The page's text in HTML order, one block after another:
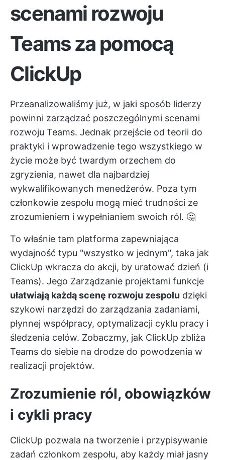
scenami rozwoju
Teams za pomocą
ClickUp
Przeanalizowaliśmy już, w jaki sposób liderzy
powinni zarządzać poszczególnymi scenami
rozwoju Teams. Jednak przejście od teorii do
praktyki i wprowadzenie tego wszystkiego w
życie może być twardym orzechem do
zgryzienia, nawet dla najbardziej
wykwalifikowanych menedżerów. Poza tym
członkowie zespołu mogą mieć trudności ze
zrozumieniem i wypełnianiem swoich ról. 🤔
To właśnie tam platforma zapewniająca
wydajność typu "wszystko w jednym", taka jak
ClickUp wkracza do akcji, by uratować dzień (i
Teams). Jego Zarządzanie projektami funkcje
ułatwiają każdą scenę rozwoju zespołu dzięki
szykowi narzędzi do zarządzania zadaniami,
płynnej współpracy, optymalizacji cyklu pracy i
śledzenia celów. Zobaczmy, jak ClickUp zbliża
Teams do siebie na drodze do powodzenia w
realizacji projektów.
Zrozumienie ról, obowiązków
i cykli pracy
ClickUp pozwala na tworzenie i przypisywanie
zadań członkom zespołu, aby każdy miał jasny